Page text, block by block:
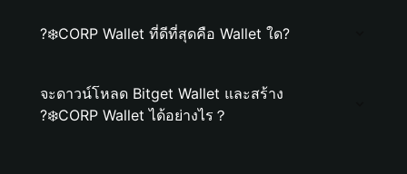
?‍❄️CORP Wallet ที่ดีที่สุดคือ Wallet ใด?
จะดาวน์โหลด Bitget Wallet และสร้าง
?‍❄️CORP Wallet ได้อย่างไร？